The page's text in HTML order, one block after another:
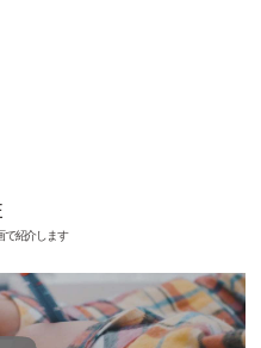
で紹介します